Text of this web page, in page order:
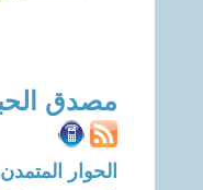
مصدق
الحوار المتمدن-العدد: 8758 -